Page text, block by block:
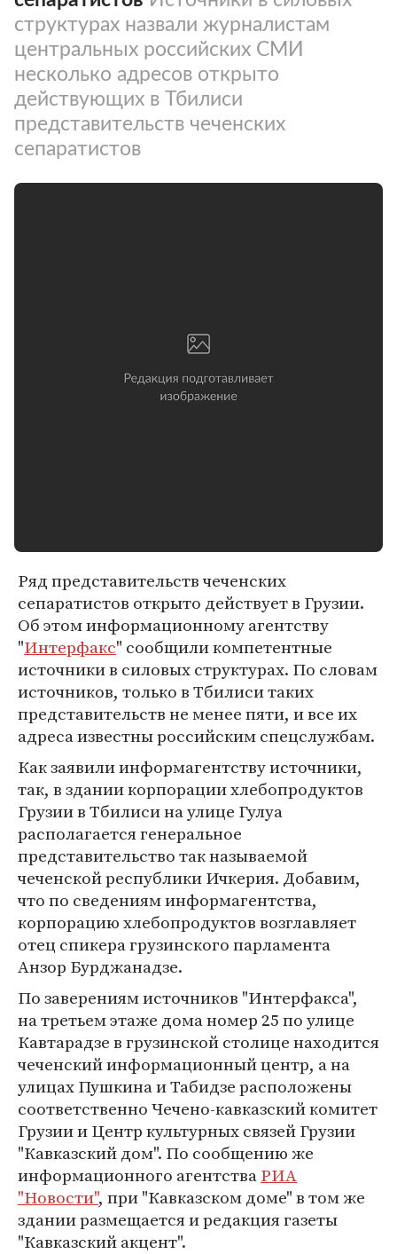
структурах назвали журналистам
центральных российских СМИ
несколько адресов открыто
действующих в Тбилиси
представительств чеченских
сепаратистов
Ряд представительств чеченских
сепаратистов открыто действует в Грузии.
Об этом информационному агентству
"Интерфакс" сообщили компетентные
источники в силовых структурах. По словам
источников, только в Тбилиси таких
представительств не менее пяти, и все их
адреса известны российским спецслужбам.
Как заявили информагентству источники,
так, в здании корпорации хлебопродуктов
Грузии в Тбилиси на улице Гулуа
располагается генеральное
представительство так называемой
чеченской республики Ичкерия. Добавим,
что по сведениям информагентства,
корпорацию хлебопродуктов возглавляет
отец спикера грузинского парламента
Анзор Бурджанадзе.
По заверениям источников "Интерфакса",
на третьем этаже дома номер 25 по улице
Кавтарадзе в грузинской столице находится
чеченский информационный центр, а на
улицах Пушкина и Табидзе расположены
соответственно Чечено-кавказский комитет
Грузии и Центр культурных связей Грузии
"Кавказский дом". По сообщению же
информационного агентстваРИА
"Новости", при "Кавказском доме" в том же
здании размещается и редакция газеты
"Кавказский акцент".